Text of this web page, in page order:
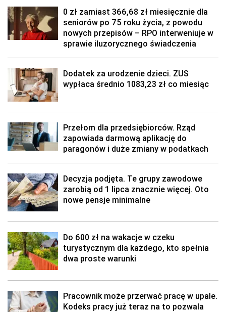
0 zł zamiast 366,68 zł miesięcznie dla
seniorów po 75 roku życia, z powodu
nowych przepisów – RPO interweniuje w
sprawie iluzorycznego świadczenia
Dodatek za urodzenie dzieci. ZUS
wypłaca średnio 1083,23 zł co miesiąc
Przełom dla przedsiębiorców. Rząd
zapowiada darmową aplikację do
paragonów i duże zmiany w podatkach
Decyzja podjęta. Te grupy zawodowe
zarobią od 1 lipca znacznie więcej. Oto
nowe pensje minimalne
Do 600 zł na wakacje w czeku
turystycznym dla każdego, kto spełnia
dwa proste warunki
Pracownik może przerwać pracę w upale.
Kodeks pracy już teraz na to pozwala